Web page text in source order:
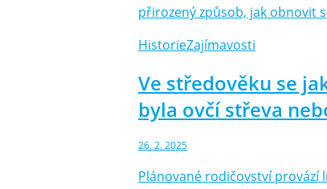
přirozený způsob, jak obnovit
HistorieZajímavosti
Ve středověku se
byla ovčí střeva
26. 2. 2025
Plánované rodičovství provází